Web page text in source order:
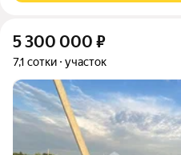
5 300 000 ₽
7,1 сотки участок